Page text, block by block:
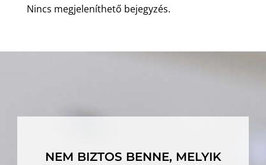
Nincs megjeleníthető bejegyzés.
NEM BIZTOS BENNE, MELYIK